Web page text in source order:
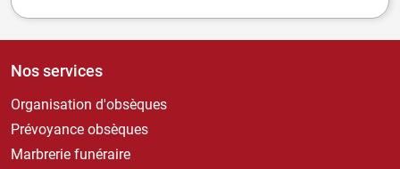
Nos services
Organisation d'obsèques
Prévoyance obsèques
Marbrerie funéraire